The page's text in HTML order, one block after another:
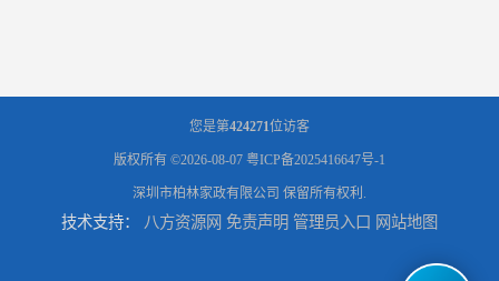
您是第424271位访客
版权所有 ©2026-08-07 粤ICP备2025416647号-1
深圳市柏林家政有限公司 保留所有权利.
技术支持： 八方资源网 免责声明 管理员入口 网站地图